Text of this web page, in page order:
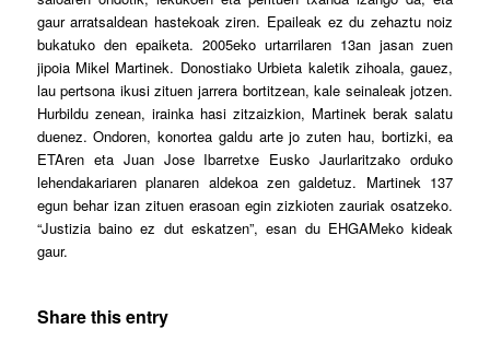
gaur arratsaldean hastekoak ziren. Epaileak ez du zehaztu noiz
bukatuko den epaiketa. 2005eko urtarrilaren 13an jasan zuen
jipoia Mikel Martinek. Donostiako Urbieta kaletik zihoala, gauez,
lau pertsona ikusi zituen jarrera bortitzean, kale seinaleak jotzen.
Hurbildu zenean, irainka hasi zitzaizkion, Martinek berak salatu
duenez. Ondoren, konortea galdu arte jo zuten hau, bortizki, ea
ETAren eta Juan Jose Ibarretxe Eusko Jaurlaritzako orduko
lehendakariaren planaren aldekoa zen galdetuz. Martinek 137
egun behar izan zituen erasoan egin zizkioten zauriak osatzeko.
“Justizia baino ez dut eskatzen”, esan du EHGAMeko kideak
gaur.
Share this entry